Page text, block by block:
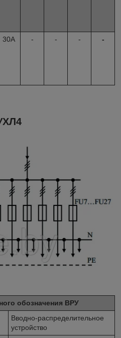
30А - - - -
обозначения ВРУ
Вводно-распределительное
устройство